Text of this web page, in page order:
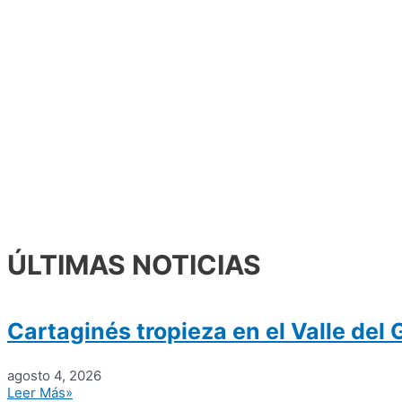
ÚLTIMAS NOTICIAS
Cartaginés tropieza en el Valle del
agosto 4, 2026
Leer Más»